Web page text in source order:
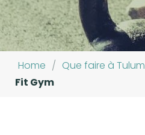
Home / Que faire à Tulum
Fit Gym